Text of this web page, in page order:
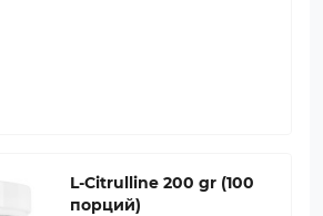
L-Citrulline 200 gr (100
порций)